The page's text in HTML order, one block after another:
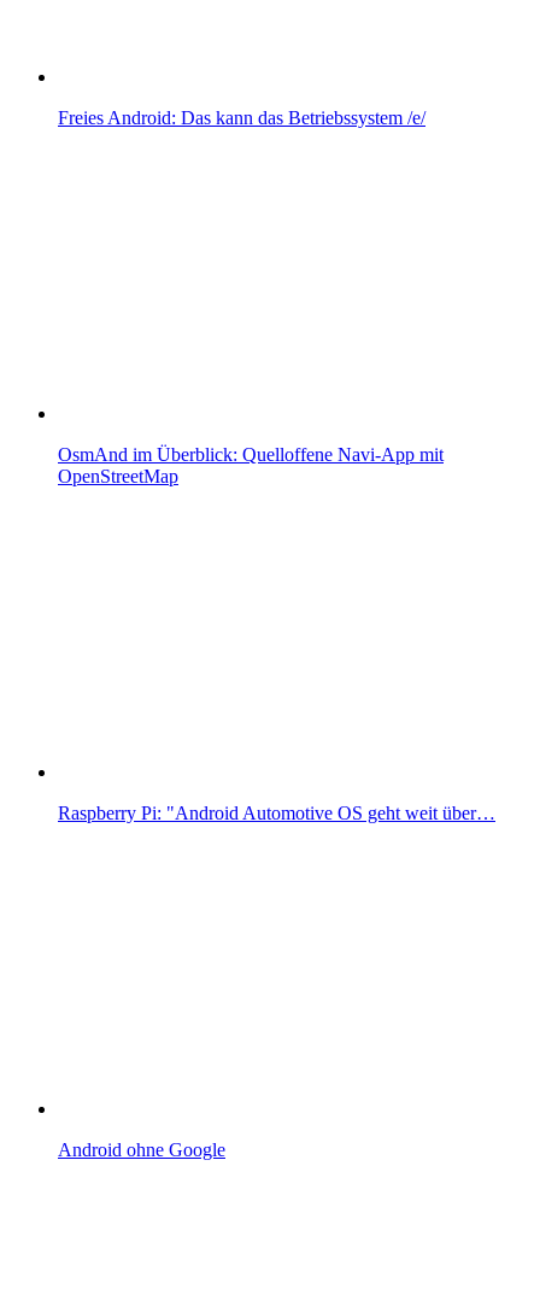
Freies Android: Das kann das Betriebssystem /e/
OsmAnd im Überblick: Quelloffene Navi-App mit
OpenStreetMap
Raspberry Pi: "Android Automotive OS geht weit über…
Android ohne Google